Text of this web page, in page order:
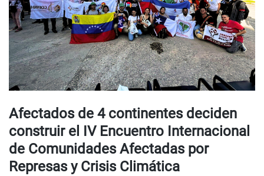
Afectados de 4 continentes deciden
construir el IV Encuentro Internacional
de Comunidades Afectadas por
Represas y Crisis Climática